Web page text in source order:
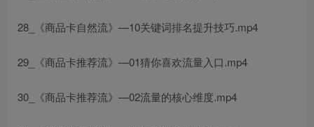
28_《商品卡自然流》—10关键词排名提升技巧.mp4
29_《商品卡推荐流》—01猜你喜欢流量入口.mp4
30_《商品卡推荐流》—02流量的核心维度.mp4